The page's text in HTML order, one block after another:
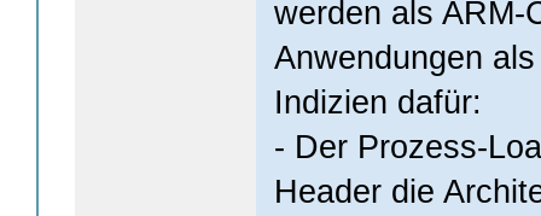
werden als ARM-
Anwendungen
Indizien dafür:
- Der Prozess-
Header die